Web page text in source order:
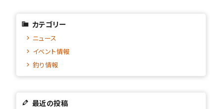
カテゴリー
ニュース
イベント情報
釣り情報
最近の投稿